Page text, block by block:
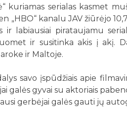
kuriamas serialas kasmet
„HBO“ kanalu JAV žiūrėjo
ir labiausiai pirataujamu
ir susitinka akis į akį.
ir Maltoje.
savo įspūdžiais apie
galės gyvai su aktoriais
gerbėjai galės gauti jų